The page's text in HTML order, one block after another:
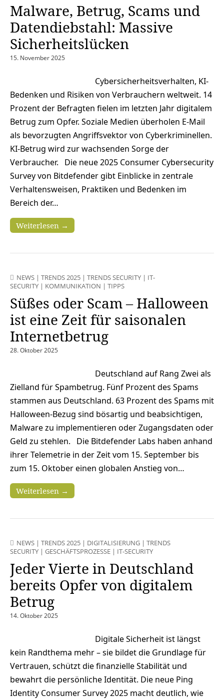
Malware, Betrug, Scams und
Datendiebstahl: Massive
Sicherheitslücken
15. November 2025
Cybersicherheitsverhalten, KI-
Bedenken und Risiken von Verbrauchern weltweit. 14
Prozent der Befragten fielen im letzten Jahr digitalem
Betrug zum Opfer. Soziale Medien überholen E-Mail
als bevorzugten Angriffsvektor von Cyberkriminellen.
KI-Betrug wird zur wachsenden Sorge der
Verbraucher. Die neue 2025 Consumer Cybersecurity
Survey von Bitdefender gibt Einblicke in zentrale
Verhaltensweisen, Praktiken und Bedenken im
Bereich der…
Weiterlesen →
NEWS | TRENDS 2025 | TRENDS SECURITY | IT-
SECURITY | KOMMUNIKATION | TIPPS
Süßes oder Scam – Halloween
ist eine Zeit für saisonalen
Internetbetrug
28. Oktober 2025
Deutschland auf Rang Zwei als
Zielland für Spambetrug. Fünf Prozent des Spams
stammen aus Deutschland. 63 Prozent des Spams mit
Halloween-Bezug sind bösartig und beabsichtigen,
Malware zu implementieren oder Zugangsdaten oder
Geld zu stehlen. Die Bitdefender Labs haben anhand
ihrer Telemetrie in der Zeit vom 15. September bis
zum 15. Oktober einen globalen Anstieg von…
Weiterlesen →
NEWS | TRENDS 2025 | DIGITALISIERUNG | TRENDS
SECURITY | GESCHÄFTSPROZESSE | IT-SECURITY
Jeder Vierte in Deutschland
bereits Opfer von digitalem
Betrug
14. Oktober 2025
Digitale Sicherheit ist längst
kein Randthema mehr – sie bildet die Grundlage für
Vertrauen, schützt die finanzielle Stabilität und
bewahrt die persönliche Identität. Die neue Ping
Identity Consumer Survey 2025 macht deutlich, wie